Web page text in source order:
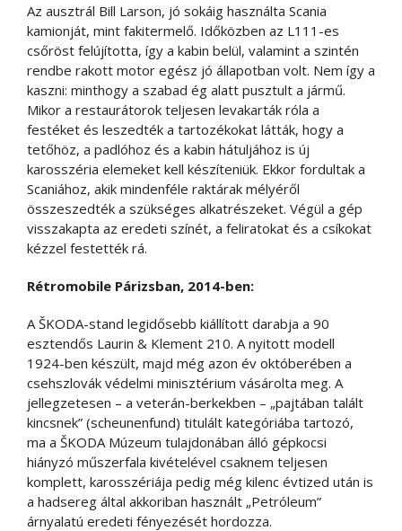
Az ausztrál Bill Larson, jó sokáig használta Scania
kamionját, mint fakitermelő. Időközben az L111-es
csőröst felújította, így a kabin belül, valamint a szintén
rendbe rakott motor egész jó állapotban volt. Nem így a
kaszni: minthogy a szabad ég alatt pusztult a jármű.
Mikor a restaurátorok teljesen levakarták róla a
festéket és leszedték a tartozékokat látták, hogy a
tetőhöz, a padlóhoz és a kabin hátuljához is új
karosszéria elemeket kell készíteniük. Ekkor fordultak a
Scaniához, akik mindenféle raktárak mélyéről
összeszedték a szükséges alkatrészeket. Végül a gép
visszakapta az eredeti színét, a feliratokat és a csíkokat
kézzel festették rá.
Rétromobile Párizsban, 2014-ben:
A ŠKODA-stand legidősebb kiállított darabja a 90
esztendős Laurin & Klement 210. A nyitott modell
1924-ben készült, majd még azon év októberében a
csehszlovák védelmi minisztérium vásárolta meg. A
jellegzetesen – a veterán-berkekben – „pajtában talált
kincsnek” (scheunenfund) titulált kategóriába tartozó,
ma a ŠKODA Múzeum tulajdonában álló gépkocsi
hiányzó műszerfala kivételével csaknem teljesen
komplett, karosszériája pedig még kilenc évtized után is
a hadsereg által akkoriban használt „Petróleum”
árnyalatú eredeti fényezését hordozza.